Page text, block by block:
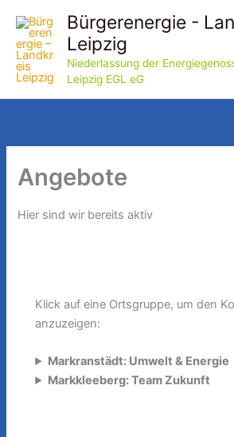
Inhalt
springen
Bürgerenergie -
Leipzig
Niederlassung der
Leipzig EGL eG
Angebote
Hier sind wir bereits aktiv
Klick auf eine Ortsgruppe, um den
anzuzeigen:
Markranstädt: Umwelt & Energie
Markkleeberg: Team Zukunft